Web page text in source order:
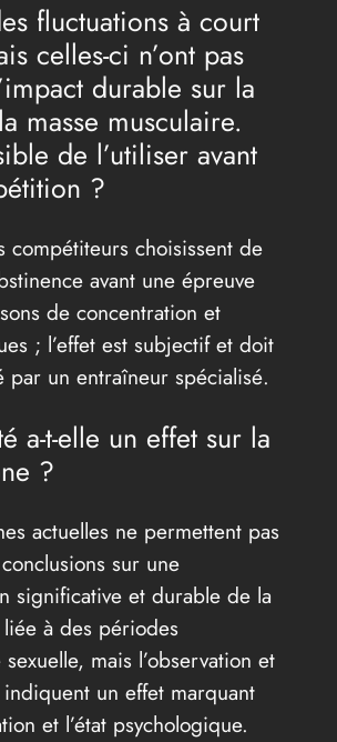
fluctuations à court
celles-ci n’ont pas
durable sur la
masse musculaire.
de l’utiliser avant
?
compétiteurs choisissent de
avant une épreuve
de concentration et
; l’effet est subjectif et doit
par un entraîneur spécialisé.
a-t-elle un effet sur la
?
actuelles ne permettent pas
sur une
significative et durable de la
à des périodes
sexuelle, mais l’observation et
indiquent un effet marquant
et l’état psychologique.